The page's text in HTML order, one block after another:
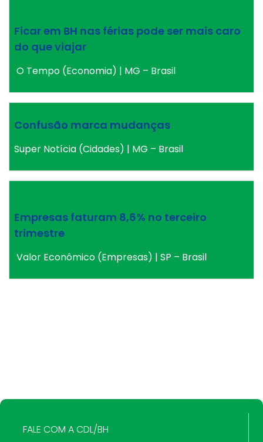
Ficar em BH nas férias pode ser mais caro
do que viajar
O Tempo (Economia) | MG – Brasil
Confusão marca mudanças
Super Notícia (Cidades) | MG – Brasil
Empresas faturam 8,6% no terceiro
trimestre
Valor Econômico (Empresas) | SP – Brasil
FALE COM A CDL/BH